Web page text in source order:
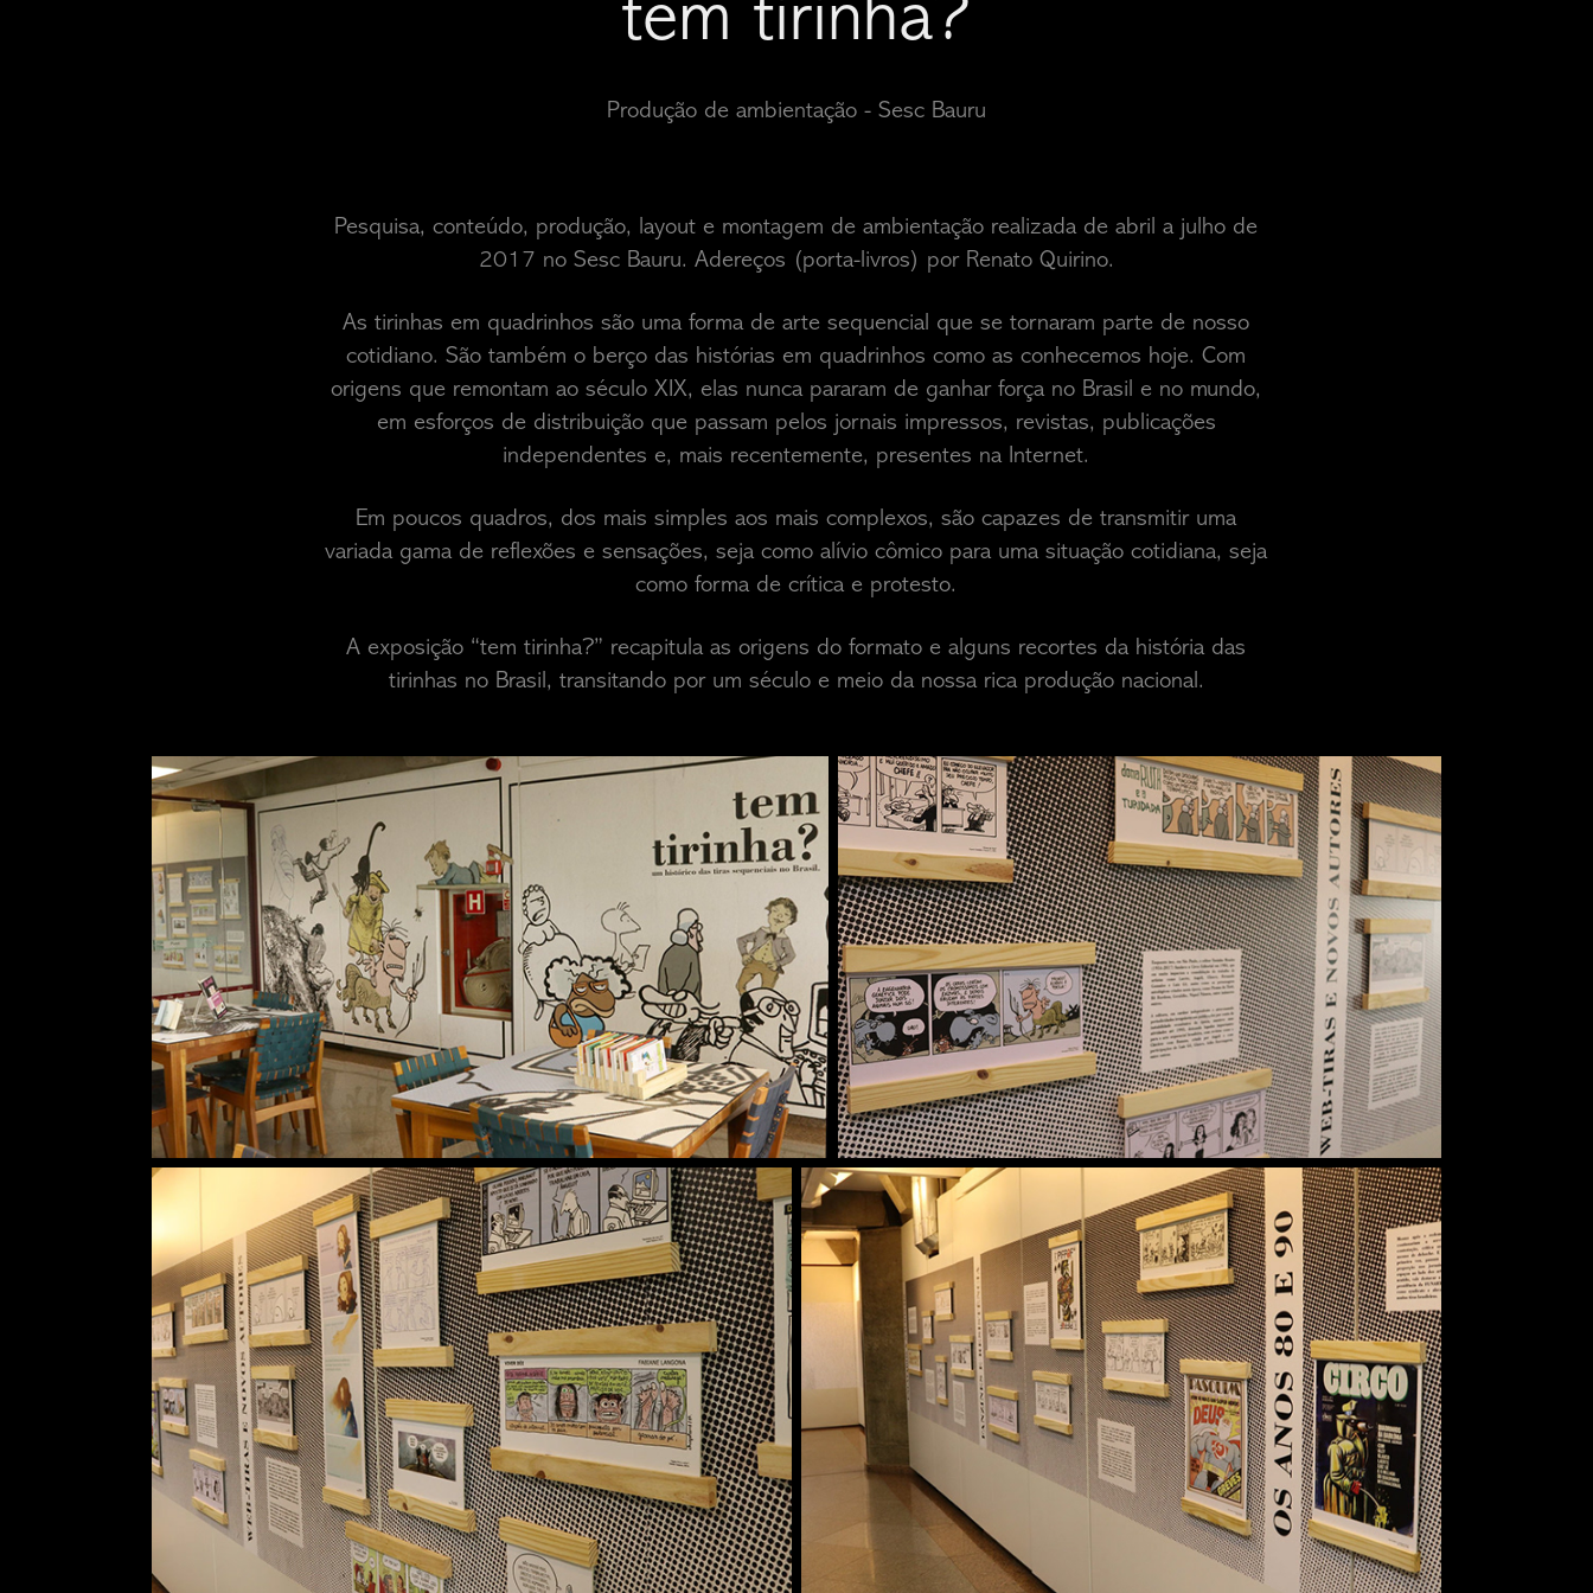
tem tirinha?
Produção de ambientação - Sesc Bauru
Pesquisa, conteúdo, produção, layout e montagem de ambientação realizada de abril a julho de
2017 no Sesc Bauru. Adereços (porta-livros) por Renato Quirino.
As tirinhas em quadrinhos são uma forma de arte sequencial que se tornaram parte de nosso
cotidiano. São também o berço das histórias em quadrinhos como as conhecemos hoje. Com
origens que remontam ao século XIX, elas nunca pararam de ganhar força no Brasil e no mundo,
em esforços de distribuição que passam pelos jornais impressos, revistas, publicações
independentes e, mais recentemente, presentes na Internet.
Em poucos quadros, dos mais simples aos mais complexos, são capazes de transmitir uma
variada gama de reflexões e sensações, seja como alívio cômico para uma situação cotidiana, seja
como forma de crítica e protesto.
A exposição “tem tirinha?” recapitula as origens do formato e alguns recortes da história das
tirinhas no Brasil, transitando por um século e meio da nossa rica produção nacional.